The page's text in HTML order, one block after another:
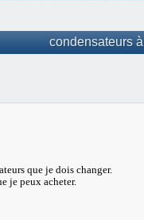
condensateurs
que je dois changer.
je peux acheter.